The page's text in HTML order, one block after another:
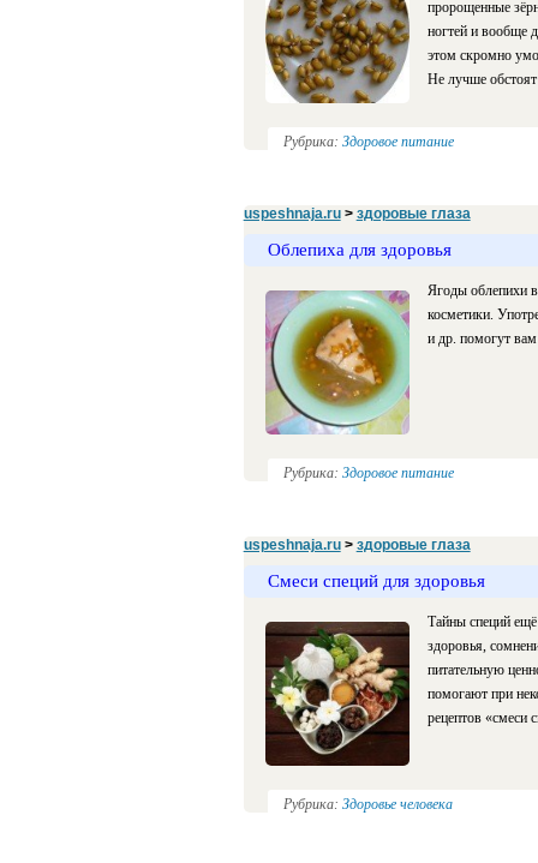
пророщенные
ногтей и вообще
этом скромно
Не лучше
Рубрика: Здоровое питание
uspeshnaja.ru> здоровые глаза
Облепиха для здоровья
Ягоды облепихи
косметики.
и др. помогут вам
Рубрика: Здоровое питание
uspeshnaja.ru> здоровые глаза
Смеси специй для здоровья
Тайны специй
здоровья,
питательную
помогают при
рецептов «смеси
Рубрика: Здоровье человека